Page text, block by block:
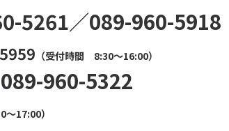
5261 089-960-5918
（受付時間 8:30～16:00）
089-960-5322
17:00）